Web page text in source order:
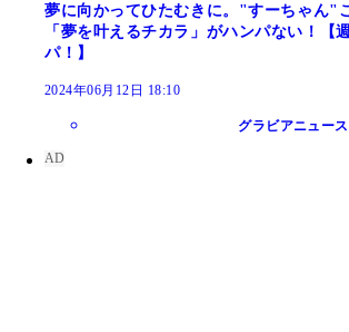
夢に向かってひたむきに。"すーちゃん"
「夢を叶えるチカラ」がハンパない！【
パ！】
2024年06月12日 18:10
グラビアニュース